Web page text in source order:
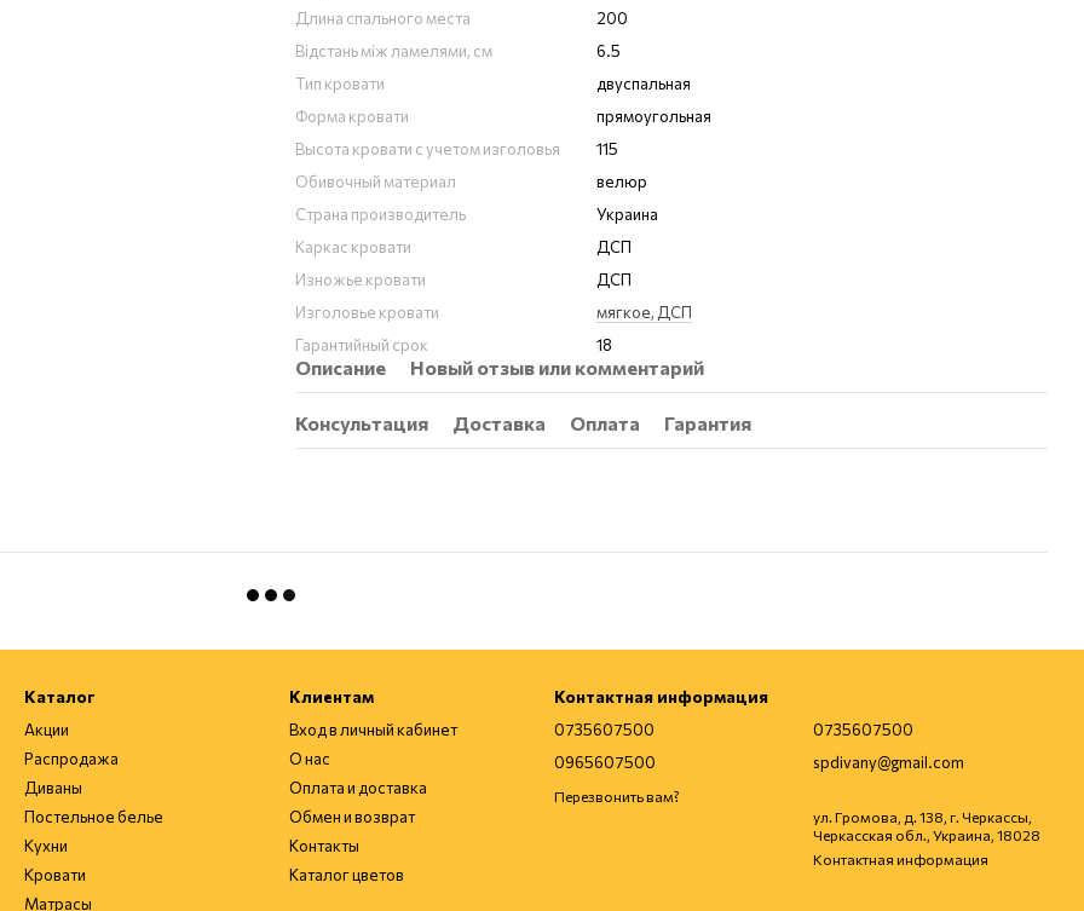
Длина спального места
200
Відстань між ламелями, см
6.5
Тип кровати
двуспальная
Форма кровати
прямоугольная
Высота кровати с учетом изголовья
115
Обивочный материал
велюр
Страна производитель
Украина
Каркас кровати
ДСП
Изножье кровати
ДСП
Изголовье кровати
мягкое, ДСП
Гарантийный срок
18
Описание Новый отзыв или комментарий
Консультация Доставка Оплата Гарантия
Каталог
Акции
Распродажа
Диваны
Постельное белье
Кухни
Кровати
Матрасы
Клиентам
Вход в личный кабинет
О нас
Оплата и доставка
Обмен и возврат
Контакты
Каталог цветов
Контактная информация
0735607500
0965607500
Перезвонить вам?
0735607500
spdivany@gmail.com
ул. Громова, д. 138, г. Черкассы,
Черкасская обл., Украина, 18028
Контактная информация